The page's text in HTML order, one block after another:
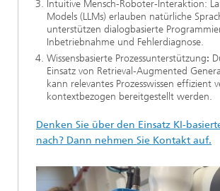
Intuitive Mensch-Roboter-Interaktion:
Models (LLMs) erlauben natürliche
unterstützen dialogbasierte
Inbetriebnahme und Fehlerdiagnose.
Wissensbasierte Prozessunterstützung:
Einsatz von Retrieval-Augmented
kann relevantes Prozesswissen effizient
kontextbezogen bereitgestellt werden.
Denken Sie über den Einsatz KI-
nach? Dann nehmen Sie Kontakt auf.